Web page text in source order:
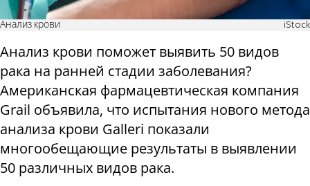
Анализ крови iStock
Анализ крови поможет выявить 50 видов
рака на ранней стадии заболевания?
Американская фармацевтическая компания
Grail объявила, что испытания нового метода
анализа крови Galleri показали
многообещающие результаты в выявлении
50 различных видов рака.